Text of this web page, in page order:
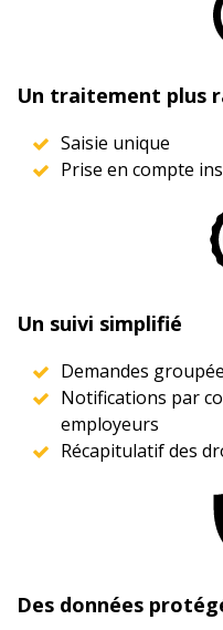
Un traitement plus
Saisie unique
Prise en compte
Un suivi simplifié
Demandes
Notifications par
employeurs
Récapitulatif des
Des données